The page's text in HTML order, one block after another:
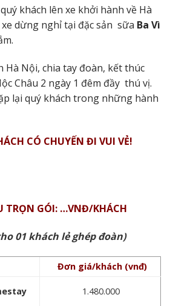
khách lên xe khởi hành về Hà
dừng nghỉ tại đặc sản sữa Ba Vì
Hà Nội, chia tay đoàn, kết thúc
Châu 2 ngày 1 đêm đầy thú vị.
lại quý khách trong những hành
CÓ CHUYẾN ĐI VUI VẺ!
TRỌN GÓI: …VNĐ/KHÁCH
01 khách lẻ ghép đoàn)
Đơn giá/khách (vnđ)
1.480.000